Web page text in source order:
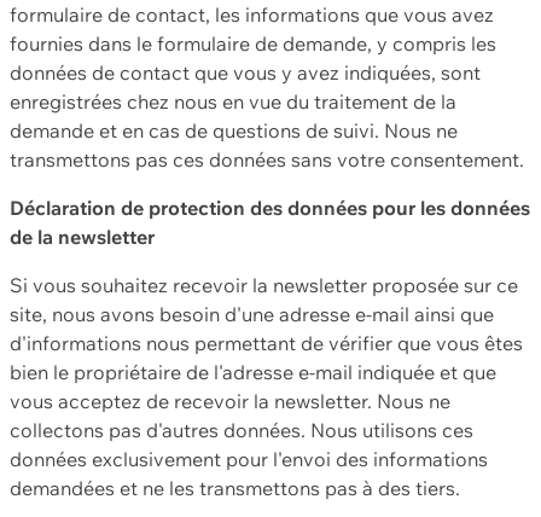
formulaire de contact, les informations que vous avez
fournies dans le formulaire de demande, y compris les
données de contact que vous y avez indiquées, sont
enregistrées chez nous en vue du traitement de la
demande et en cas de questions de suivi. Nous ne
transmettons pas ces données sans votre consentement.
Déclaration de protection des données pour les données
de la newsletter
Si vous souhaitez recevoir la newsletter proposée sur ce
site, nous avons besoin d'une adresse e-mail ainsi que
d'informations nous permettant de vérifier que vous êtes
bien le propriétaire de l'adresse e-mail indiquée et que
vous acceptez de recevoir la newsletter. Nous ne
collectons pas d'autres données. Nous utilisons ces
données exclusivement pour l'envoi des informations
demandées et ne les transmettons pas à des tiers.